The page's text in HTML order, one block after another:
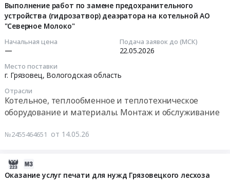
Выполнение работ по замене предохранительного
устройства (гидрозатвор) деаэратора на котельной АО
"Северное Молоко"
Начальная цена
—
Подача заявок до (МСК)
22.05.2026
Место поставки
г. Грязовец, Вологодская область
Отрасли
Котельное, теплообменное и теплотехническое
оборудование и материалы. Монтаж и обслуживание
№2455464651 от 14.05.26
Оказание услуг печати для нужд Грязовецкого лесхоза